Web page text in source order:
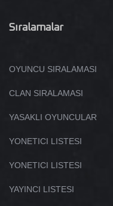
Sıralamalar
OYUNCU SIRALAMASI
CLAN SIRALAMASI
YASAKLI OYUNCULAR
YONETICI LISTESI
YONETICI LISTESI
YAYINCI LISTESI